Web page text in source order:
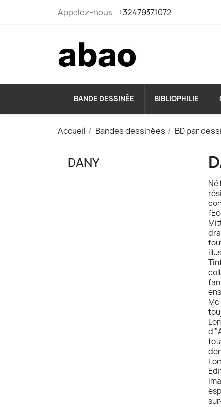
Appelez-nous : +32479371072
BANDE DESSINÉE BIBLIOPHILIE
Accueil Bandes dessinées BD par
DANY
Né